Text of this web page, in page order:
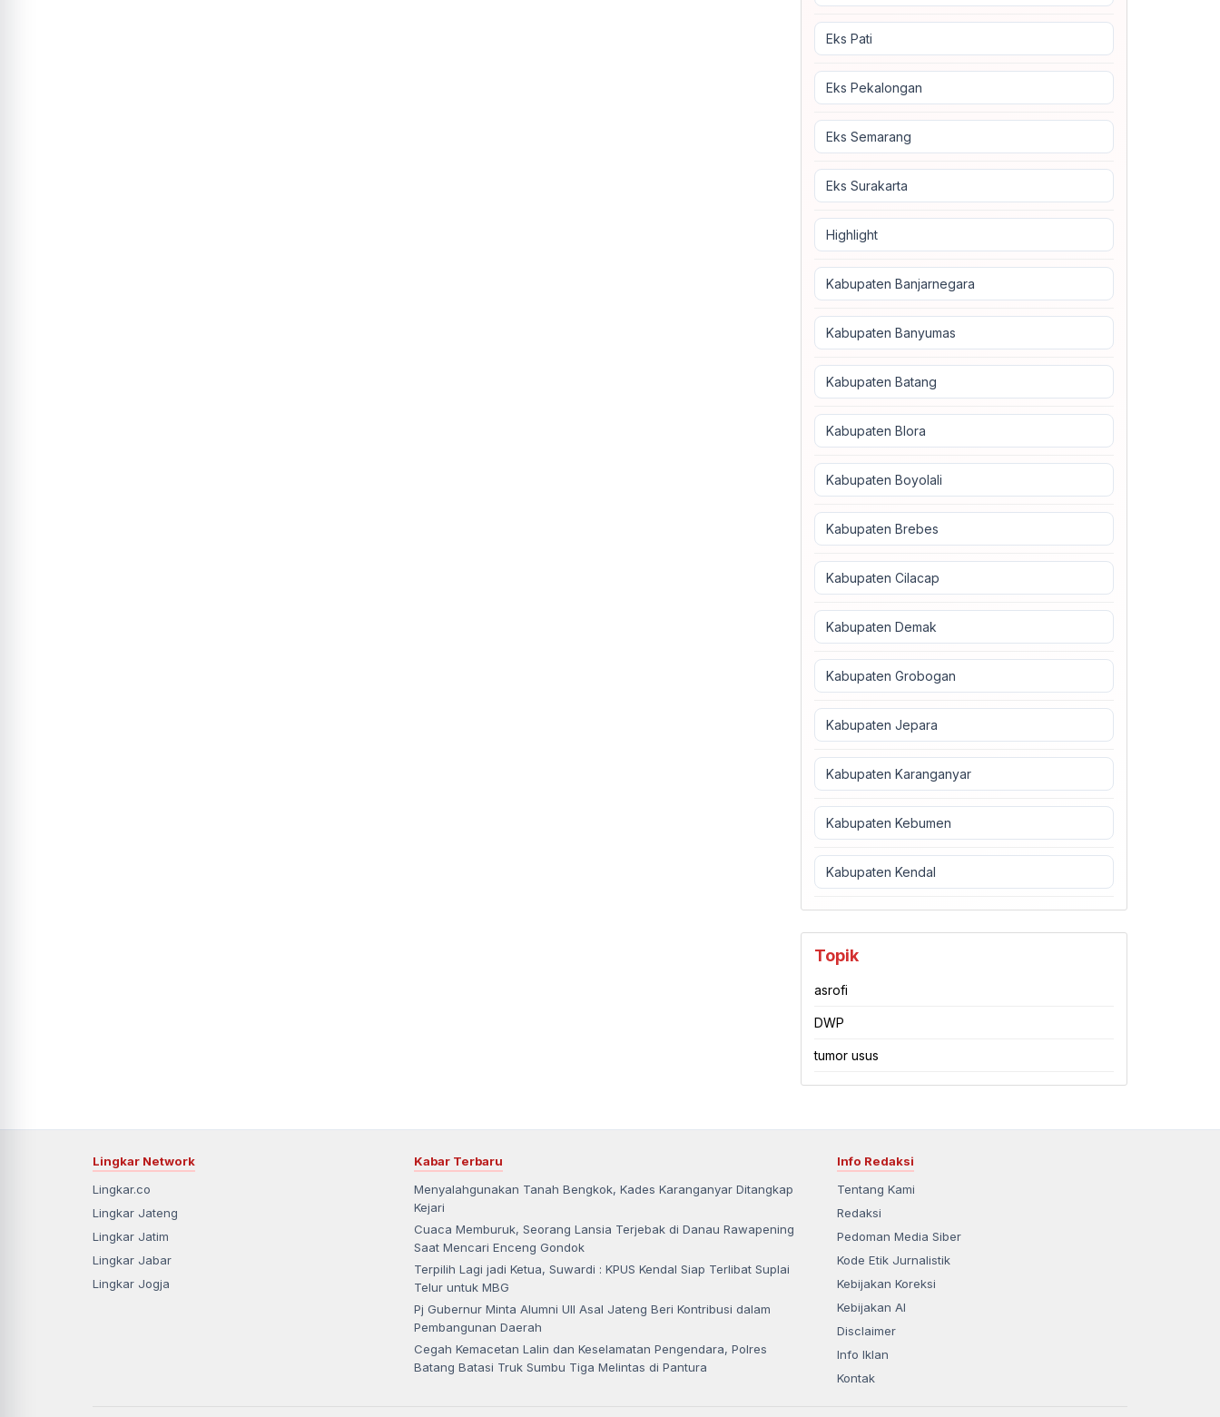
Eks Pati
Eks Pekalongan
Eks Semarang
Eks Surakarta
Highlight
Kabupaten Banjarnegara
Kabupaten Banyumas
Kabupaten Batang
Kabupaten Blora
Kabupaten Boyolali
Kabupaten Brebes
Kabupaten Cilacap
Kabupaten Demak
Kabupaten Grobogan
Kabupaten Jepara
Kabupaten Karanganyar
Kabupaten Kebumen
Kabupaten Kendal
Topik
asrofi
DWP
tumor usus
Lingkar Network
Lingkar.co
Lingkar Jateng
Lingkar Jatim
Lingkar Jabar
Lingkar Jogja
Kabar Terbaru
Menyalahgunakan Tanah Bengkok, Kades Karanganyar Ditangkap
Kejari
Cuaca Memburuk, Seorang Lansia Terjebak di Danau Rawapening
Saat Mencari Enceng Gondok
Terpilih Lagi jadi Ketua, Suwardi : KPUS Kendal Siap Terlibat Suplai
Telur untuk MBG
Pj Gubernur Minta Alumni UII Asal Jateng Beri Kontribusi dalam
Pembangunan Daerah
Cegah Kemacetan Lalin dan Keselamatan Pengendara, Polres
Batang Batasi Truk Sumbu Tiga Melintas di Pantura
Info Redaksi
Tentang Kami
Redaksi
Pedoman Media Siber
Kode Etik Jurnalistik
Kebijakan Koreksi
Kebijakan AI
Disclaimer
Info Iklan
Kontak